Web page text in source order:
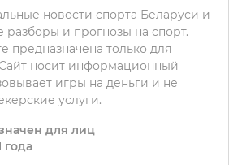
для лиц
года
новости спорта Беларуси и
разборы и прогнозы на спорт.
предназначена только для
носит информационный
игры на деньги и не
услуги.